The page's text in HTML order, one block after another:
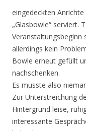
eingedeckten
„Glasbowle“ serviert.
Veranstaltungsbeginn
allerdings kein
Bowle erneut gefüllt
nachschenken.
Es musste also
Zur Unterstreichung
Hintergrund leise,
interessante